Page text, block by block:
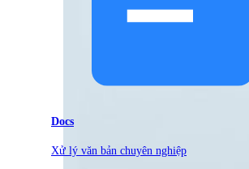
Docs
Xử lý văn bản chuyên nghiệp